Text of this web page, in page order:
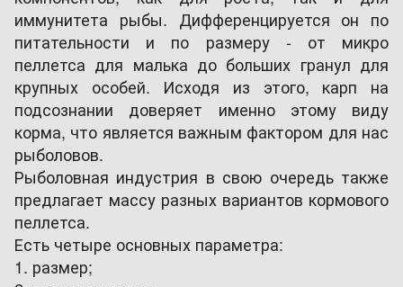
иммунитета рыбы. Дифференцируется он по
питательности и по размеру - от микро
пеллетса для малька до больших гранул для
крупных особей. Исходя из этого, карп на
подсознании доверяет именно этому виду
корма, что является важным фактором для нас
рыболовов.
Рыболовная индустрия в свою очередь также
предлагает массу разных вариантов кормового
пеллетса.
Есть четыре основных параметра:
1. размер;